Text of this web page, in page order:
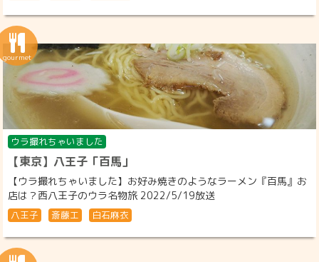
ウラ撮れちゃいました
【東京】八王子「百馬」
【ウラ撮れちゃいました】お好み焼きのようなラーメン『百馬』お
店は？西八王子のウラ名物旅 2022/5/19放送
八王子 斎藤工 白石麻衣